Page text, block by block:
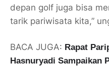
depan golf juga bisa
tarik pariwisata kita,”
BACA JUGA: Rapat
Hasnuryadi Sampaikan